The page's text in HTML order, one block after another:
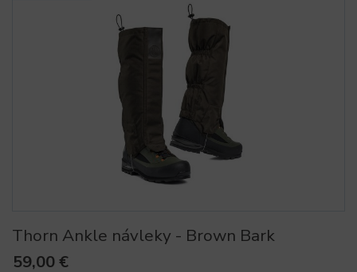
Thorn Ankle návleky - Brown Bark
59,00 €